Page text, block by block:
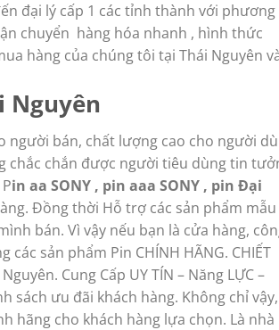
đại lý cấp 1 các tỉnh thành với phương
chuyển hàng hóa nhanh , hình thức
hàng của chúng tôi tại Thái Nguyên
Nguyên
người bán, chất lượng cao cho người
chắc chắn được người tiêu dùng tin
in aa SONY , pin aaa SONY , pin Đại
Đồng thời Hỗ trợ các sản phẩm
bán. Vì vậy nếu bạn là cửa hàng,
sản phẩm Pin CHÍNH HÃNG. CHIẾT
Cung Cấp UY TÍN – Năng LỰC –
sách ưu đãi khách hàng. Không chỉ vậy,
hãng cho khách hàng lựa chọn. Là nhà